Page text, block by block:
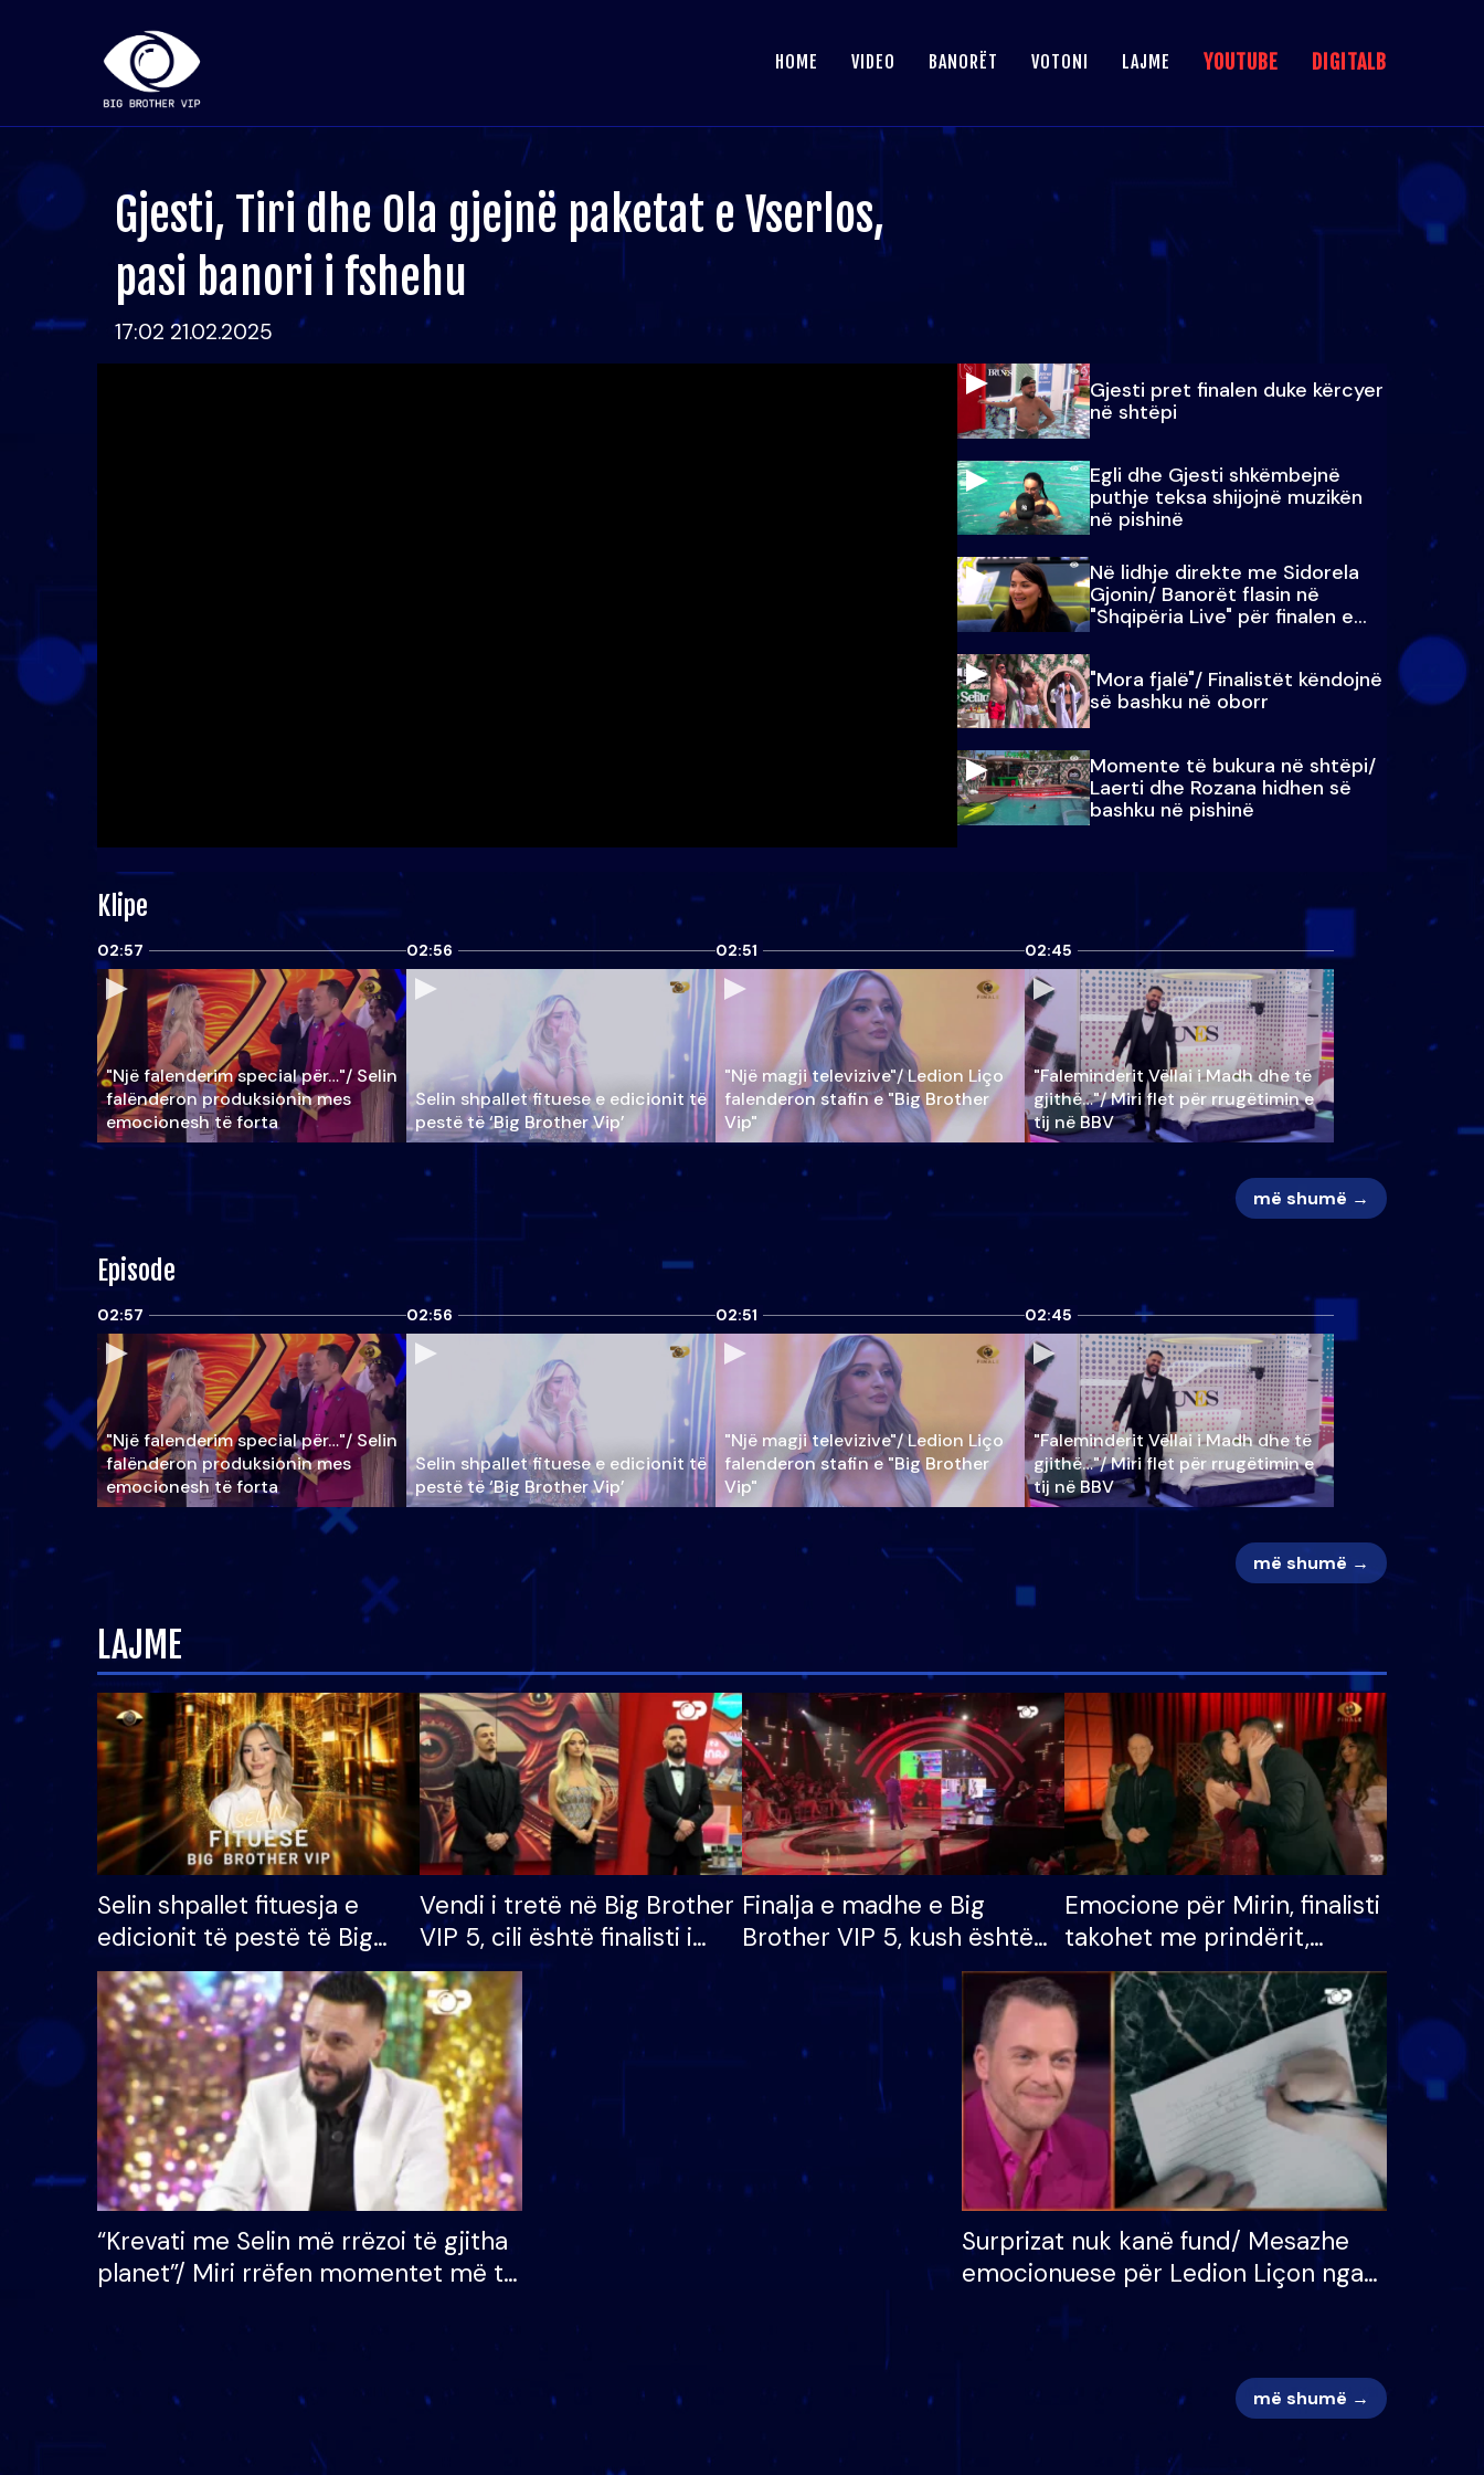
HOME VIDEO BANORËT VOTONI LAJME YOUTUBE DIGITALB
Gjesti, Tiri dhe Ola gjejnë paketat e Vserlos,
pasi banori i fshehu
17:02 21.02.2025
Gjesti pret finalen duke kërcyer
në shtëpi
Egli dhe Gjesti shkëmbejnë
puthje teksa shijojnë muzikën
në pishinë
Në lidhje direkte me Sidorela
Gjonin/ Banorët flasin në
"Shqipëria Live" për finalen e
madhe
"Mora fjalë"/ Finalistët këndojnë
së bashku në oborr
Momente të bukura në shtëpi/
Laerti dhe Rozana hidhen së
bashku në pishinë
Klipe
02:57
"Një falenderim special për…"/ Selin
falënderon produksionin mes
emocionesh të forta
02:56
Selin shpallet fituese e edicionit të
pestë të ‘Big Brother Vip’
02:51
"Një magji televizive"/ Ledion Liço
falenderon stafin e "Big Brother
Vip"
02:45
"Faleminderit Vëllai i Madh dhe të
gjithë…"/ Miri flet për rrugëtimin e
tij në BBV
më shumë →
Episode
02:57
"Një falenderim special për…"/ Selin
falënderon produksionin mes
emocionesh të forta
02:56
Selin shpallet fituese e edicionit të
pestë të ‘Big Brother Vip’
02:51
"Një magji televizive"/ Ledion Liço
falenderon stafin e "Big Brother
Vip"
02:45
"Faleminderit Vëllai i Madh dhe të
gjithë…"/ Miri flet për rrugëtimin e
tij në BBV
më shumë →
LAJME
Selin shpallet fituesja e
edicionit të pestë të Big
Brother VIP, rrëmben
çmimin e madh prej 100
mijë eurosh
Vendi i tretë në Big Brother
VIP 5, cili është finalisti i
radhës që lë shtëpinë
Finalja e madhe e Big
Brother VIP 5, kush është
banori i parë që lë shtëpinë
dhe humb mundësinë për
të fituar çmimin e madh
Emocione për Mirin, finalisti
takohet me prindërit,
vajzën dhe bashkëshorten:
S’kemi ndonjë letër divorci
apo jo?
“Krevati me Selin më rrëzoi të gjitha
planet”/ Miri rrëfen momentet më të
mungojë zilja e mëngjesit kur…
Surprizat nuk kanë fund/ Mesazhe
emocionuese për Ledion Liçon nga
më shumë →